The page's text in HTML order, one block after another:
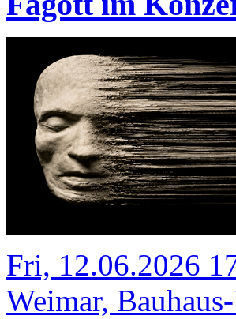
Fri, 12.06.2026
Weimar,